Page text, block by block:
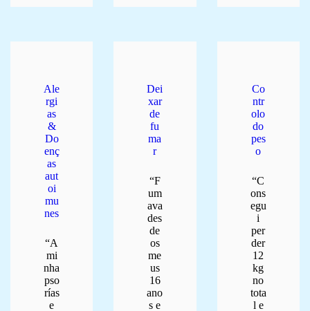
Ale
rgi
as
&
Do
enç
as
aut
oi
mu
nes
“A
mi
nha
pso
rías
e
Dei
xar
de
fu
ma
r
“F
um
ava
des
de
os
me
us
16
ano
s e
Co
ntr
olo
do
pes
o
“C
ons
egu
i
per
der
12
kg
no
tota
l e